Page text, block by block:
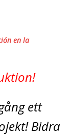
en la
ett
Bidra